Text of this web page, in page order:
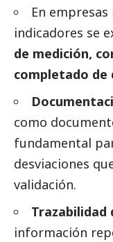
En
indicadores se
de medición,
completado de
como
fundamental
desviaciones
validación.
Trazabilidad
información